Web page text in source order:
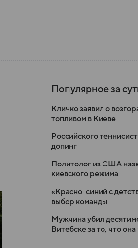
Популярное за
Кличко заявил о
топливом в Киеве
Российского
допинг
Политолог из США
киевского режима
«Красно-синий с
выбор команды
Мужчина убил
Витебске за то, что она